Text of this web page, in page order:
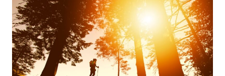
NARODOWYCH